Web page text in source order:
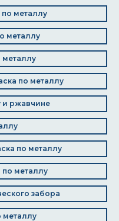
по металлу
металлу
металлу
по металлу
и ржавчине
по металлу
по металлу
забора
металлу